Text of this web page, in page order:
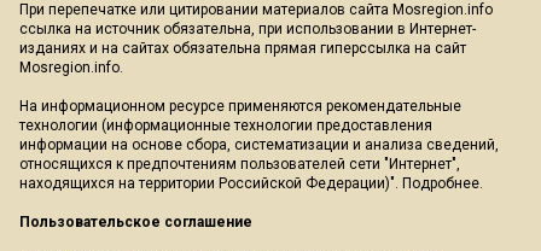
При перепечатке или цитировании материалов сайта Mosregion.info
ссылка на источник обязательна, при использовании в Интернет-
изданиях и на сайтах обязательна прямая гиперссылка на сайт
Mosregion.info.
На информационном ресурсе применяются рекомендательные
технологии (информационные технологии предоставления
информации на основе сбора, систематизации и анализа сведений,
относящихся к предпочтениям пользователей сети "Интернет",
находящихся на территории Российской Федерации)". Подробнее.
Пользовательское соглашение